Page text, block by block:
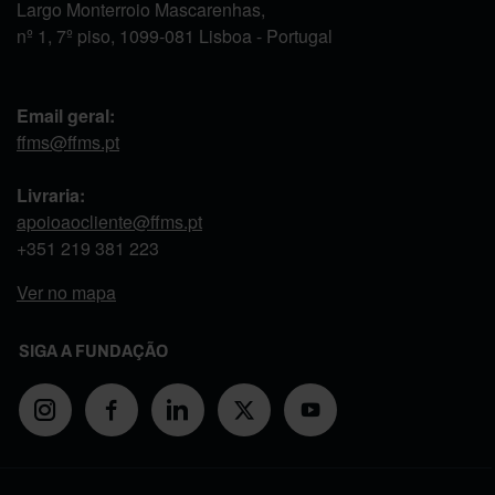
Largo Monterroio Mascarenhas,
nº 1, 7º piso, 1099-081 Lisboa - Portugal
Email geral:
ffms@ffms.pt
Livraria:
apoioaocliente@ffms.pt
+351 219 381 223
Ver no mapa
SIGA A FUNDAÇÃO